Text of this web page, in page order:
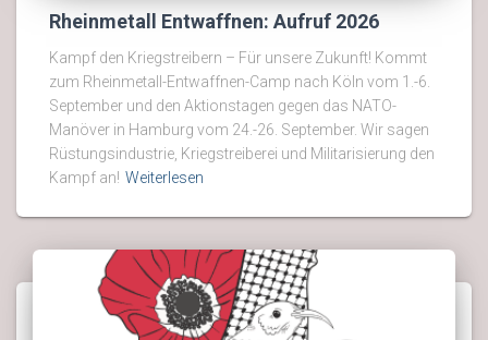
Rheinmetall Entwaffnen: Aufruf 2026
Kampf den Kriegstreibern – Für unsere Zukunft! Kommt
zum Rheinmetall-Entwaffnen-Camp nach Köln vom 1.-6.
September und den Aktionstagen gegen das NATO-
Manöver in Hamburg vom 24.-26. September. Wir sagen
Rüstungsindustrie, Kriegstreiberei und Militarisierung den
Kampf an! Weiterlesen